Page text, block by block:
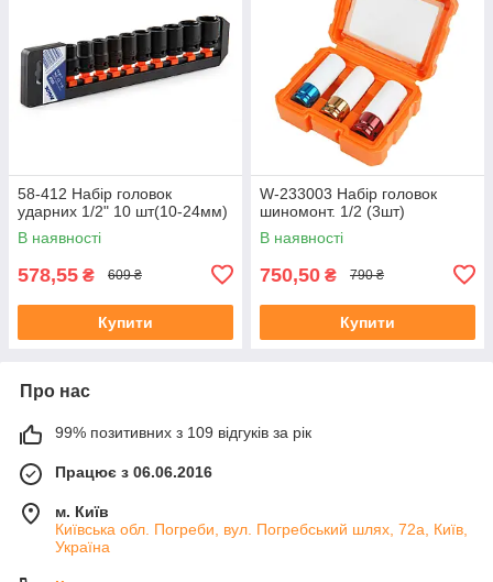
58-412 Набір головок
ударних 1/2" 10 шт(10-24мм)
В наявності
578,55 ₴ 609 ₴
Купити
W-233003 Набір головок
шиномонт. 1/2 (3шт)
В наявності
750,50 ₴ 790 ₴
Купити
Про нас
99% позитивних з 109 відгуків за рік
Працює з 06.06.2016
м. Київ
Київська обл. Погреби, вул. Погребський шлях, 72а, Київ,
Україна